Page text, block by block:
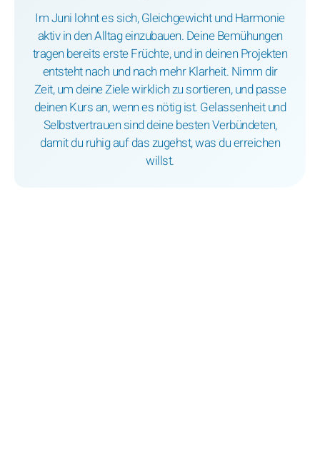
Im Juni lohnt es sich, Gleichgewicht und Harmonie
aktiv in den Alltag einzubauen. Deine Bemühungen
tragen bereits erste Früchte, und in deinen Projekten
entsteht nach und nach mehr Klarheit. Nimm dir
Zeit, um deine Ziele wirklich zu sortieren, und passe
deinen Kurs an, wenn es nötig ist. Gelassenheit und
Selbstvertrauen sind deine besten Verbündeten,
damit du ruhig auf das zugehst, was du erreichen
willst.